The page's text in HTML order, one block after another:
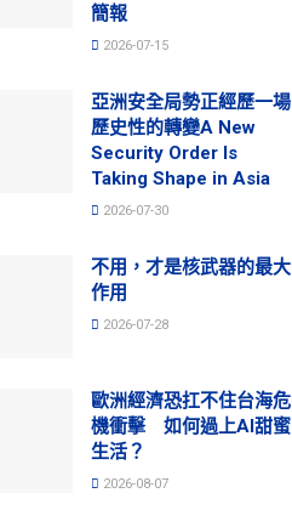
簡報
2026-07-15
亞洲安全局勢正經歷一場
歷史性的轉變A New
Security Order Is
Taking Shape in Asia
2026-07-30
不用，才是核武器的最大
作用
2026-07-28
歐洲經濟恐扛不住台海危
機衝擊 如何過上AI甜蜜
生活？
2026-08-07